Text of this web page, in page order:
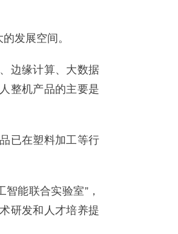
发展空间。
边缘计算、大数据
整机产品的主要是
已在塑料加工等行
能联合实验室”，
研发和人才培养提